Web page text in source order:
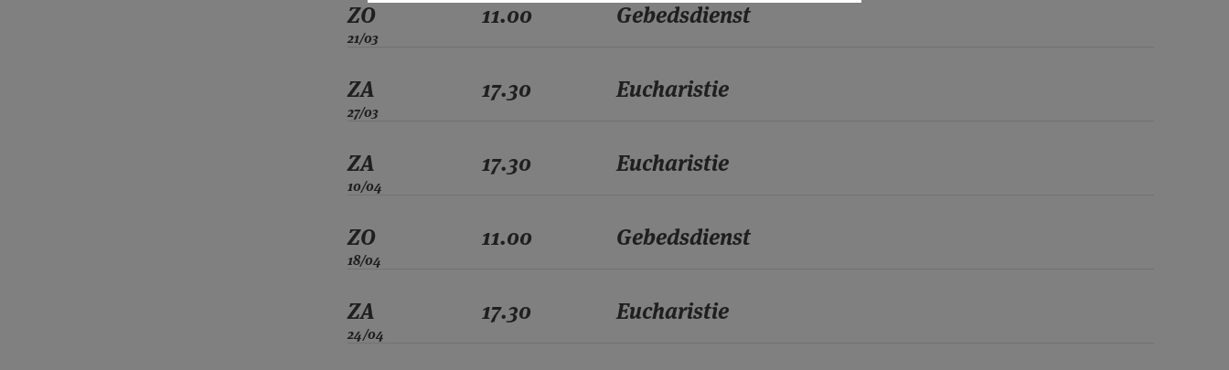
ZO
21/03
11.00 Gebedsdienst
ZA
27/03
17.30 Eucharistie
ZA
10/04
17.30 Eucharistie
ZO
18/04
11.00 Gebedsdienst
ZA
24/04
17.30 Eucharistie